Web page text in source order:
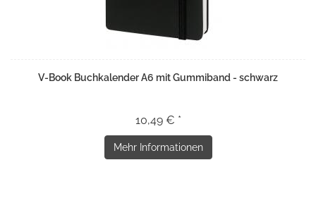
V-Book Buchkalender A6 mit Gummiband - schwarz
10,49 € *
Mehr Informationen